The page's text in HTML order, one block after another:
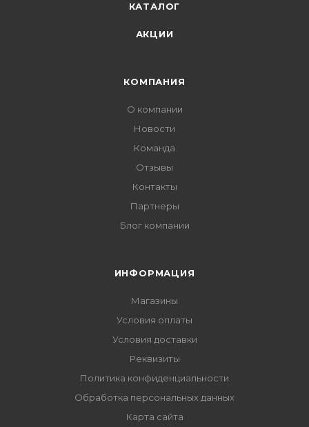
КАТАЛОГ
АКЦИИ
КОМПАНИЯ
О компании
Новости
Команда
Отзывы
Контакты
Партнеры
Блог компании
ИНФОРМАЦИЯ
Магазины
Условия оплаты
Условия доставки
Реквизиты
Политика конфиденциальности
Обработка персональных данных
Карта сайта